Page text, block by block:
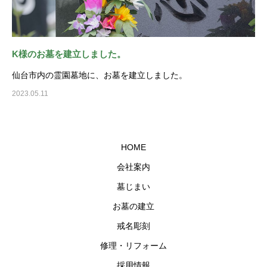
K様のお墓を建立しました。
仙台市内の霊園墓地に、お墓を建立しました。
2023.05.11
HOME
会社案内
墓じまい
お墓の建立
戒名彫刻
修理・リフォーム